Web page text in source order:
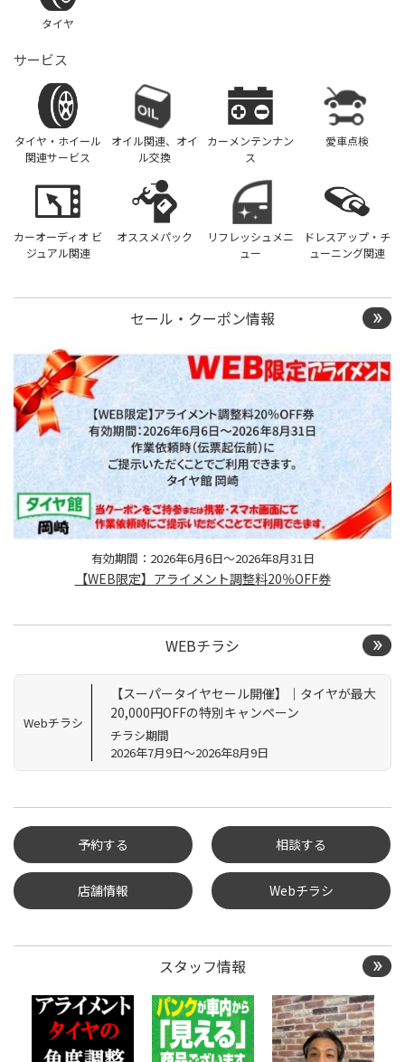
タイヤ
サービス
タイヤ・ホイール
関連サービス
オイル関連、オイ
ル交換
カーメンテンナン
ス
愛車点検
カーオーディオ ビ
ジュアル関連
オススメパック
リフレッシュメニ
ュー
ドレスアップ・チ
ューニング関連
セール・クーポン情報
有効期間：2026年6月6日～2026年8月31日
【WEB限定】アライメント調整料20％OFF券
WEBチラシ
Webチラシ
【スーパータイヤセール開催】｜タイヤが最大
20,000円OFFの特別キャンペーン
チラシ期間
2026年7月9日～2026年8月9日
予約する
タイヤ点検・安全点検/タ
約
クローク契約会員専用タ
イヤ履き替え※タイヤ履
き替えを希望のクローク
契約会員の方はこちらを
選択ください
相談する
店舗情報 Webチラシ
スタッフ情報